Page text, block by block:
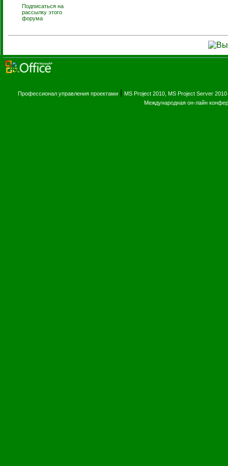
Подписаться на
рассылку этого
форума
Профессионал управления проектами MS Project 2010, MS Project Server 2010
Международная он-лайн